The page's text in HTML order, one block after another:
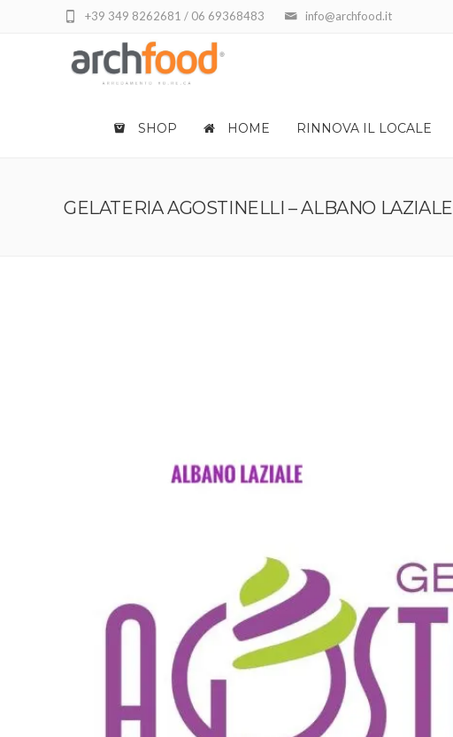
info@archfood.it
+39 349 8262681 / 06 69368483
SHOP HOME RINNOVA IL LOCALE
GELATERIA AGOSTINELLI – ALBANO LAZIALE